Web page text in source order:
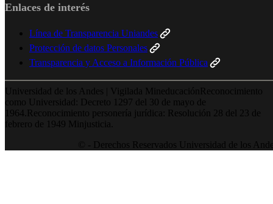
Enlaces de interés
Línea de Transparencia Uniandes
Protección de datos Personales
Transparencia y Acceso a Información Pública
Universidad de los Andes | Vigilada MineducaciónReconocimiento
como Universidad: Decreto 1297 del 30 de mayo de
1964.Reconocimiento personería jurídica: Resolución 28 del 23 de
febrero de 1949 Minjusticia.
© - Derechos Reservados Universidad de los